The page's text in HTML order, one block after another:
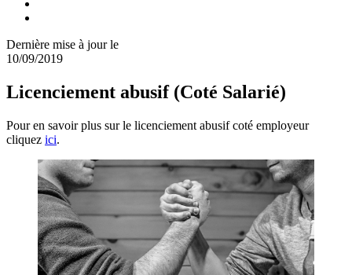
Dernière mise à jour le
10/09/2019
Licenciement abusif (Coté Salarié)
Pour en savoir plus sur le licenciement abusif coté employeur
cliquez ici.